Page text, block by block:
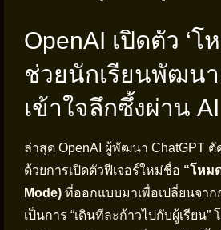
OpenAI เปิดตัว ‘โ
ช่วยนักเรียนพัฒน
เข้าใจลึกซึ้งผ่าน AI
ล่าสุด OpenAI ผู้พัฒนา ChatGPT
ด้วยการเปิดตัวฟีเจอร์ใหม่ชื่อ “โหม
Mode) ที่ออกแบบมาเพื่อเปลี่ยนจาก
เป็นการ “เดินทีละก้าวไปกับผู้เรียน”